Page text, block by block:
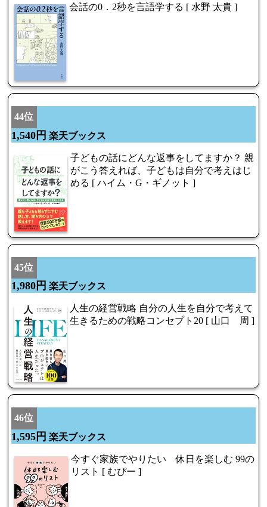
会話の0．2秒を言語学する [ 水野 太貴 ]
44位
1,540円 楽天ブックス
子どもの話にどんな返事をしてますか？ 親
がこう答えれば、子どもは自分で考えはじ
める [ ハイム・G・ギノット ]
45位
1,980円 楽天ブックス
人生の経営戦略 自分の人生を自分で考えて
生きるための戦略コンセプト20 [ 山口 周 ]
46位
1,595円 楽天ブックス
今すぐ家族でやりたい 休日を楽しむ 99の
リスト [ むぴー ]